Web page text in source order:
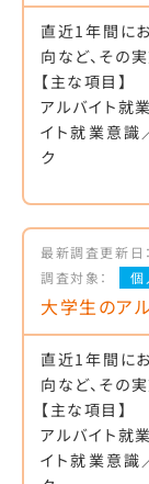
直近1年間に
向など、その
【主な項目】
アルバイト就
イト就業意識
ク
最新調査更新日：
調査対象：
個
大学生のア
直近1年間に
向など、その
【主な項目】
アルバイト就
イト就業意識